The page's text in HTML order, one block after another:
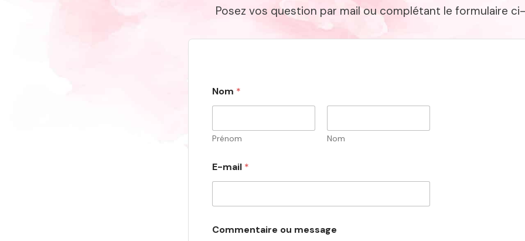
Posez vos question par mail ou complétant le formulaire
Nom *
Prénom Nom
E-mail *
u
Commentaire ou message